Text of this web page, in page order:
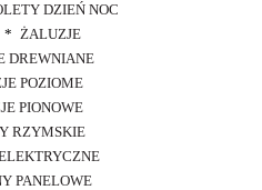
DZIEŃ NOC
ŻALUZJE
DREWNIANE
POZIOME
PIONOWE
RZYMSKIE
PANELOWE